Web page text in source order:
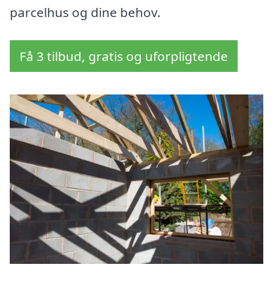
parcelhus og dine behov.
Få 3 tilbud, gratis og uforpligtende